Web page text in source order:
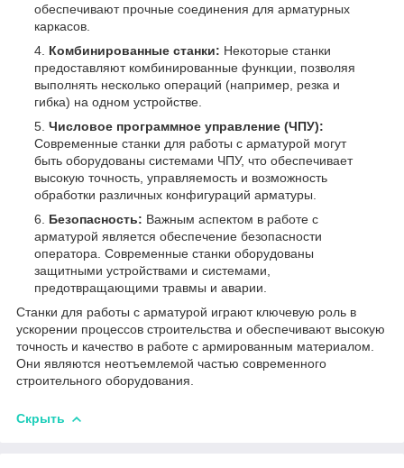
обеспечивают прочные соединения для арматурных
каркасов.
Комбинированные станки: Некоторые станки
предоставляют комбинированные функции, позволяя
выполнять несколько операций (например, резка и
гибка) на одном устройстве.
Числовое программное управление (ЧПУ):
Современные станки для работы с арматурой могут
быть оборудованы системами ЧПУ, что обеспечивает
высокую точность, управляемость и возможность
обработки различных конфигураций арматуры.
Безопасность: Важным аспектом в работе с
арматурой является обеспечение безопасности
оператора. Современные станки оборудованы
защитными устройствами и системами,
предотвращающими травмы и аварии.
Станки для работы с арматурой играют ключевую роль в
ускорении процессов строительства и обеспечивают высокую
точность и качество в работе с армированным материалом.
Они являются неотъемлемой частью современного
строительного оборудования.
Скрыть